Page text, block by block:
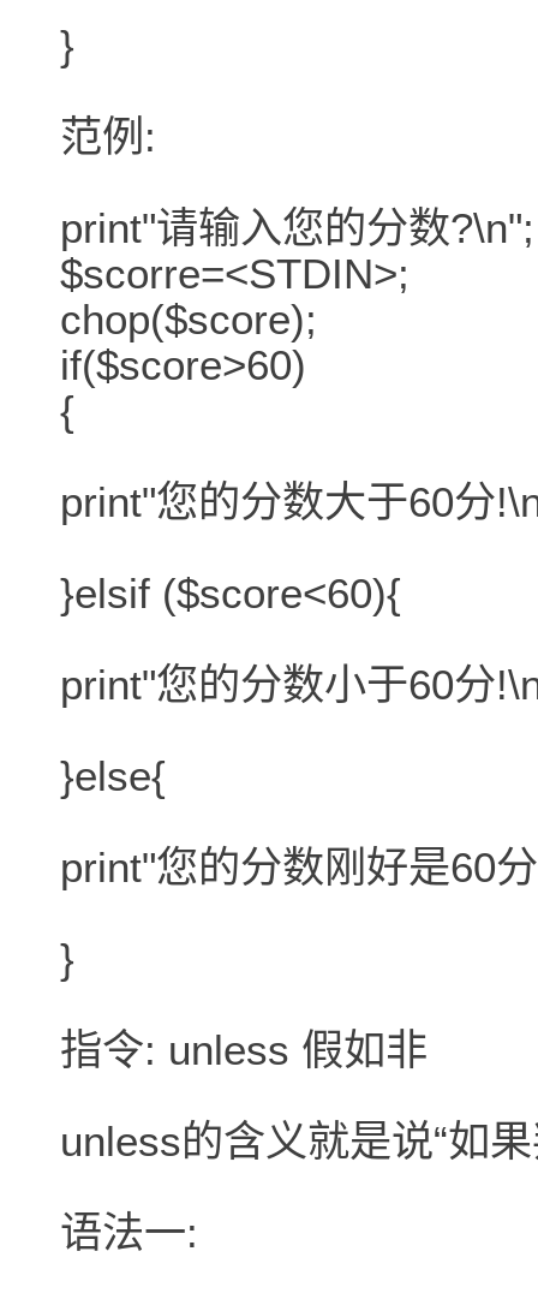
}
范例:
print"请输入您的分数?\n";
$scorre=<STDIN>;
chop($score);
if($score>60)
{
print"您的分数大于60分
}elsif ($score<60){
print"您的分数小于60分
}else{
print"您的分数刚好是60
}
指令: unless 假如非
unless的含义就是说“如
语法一: